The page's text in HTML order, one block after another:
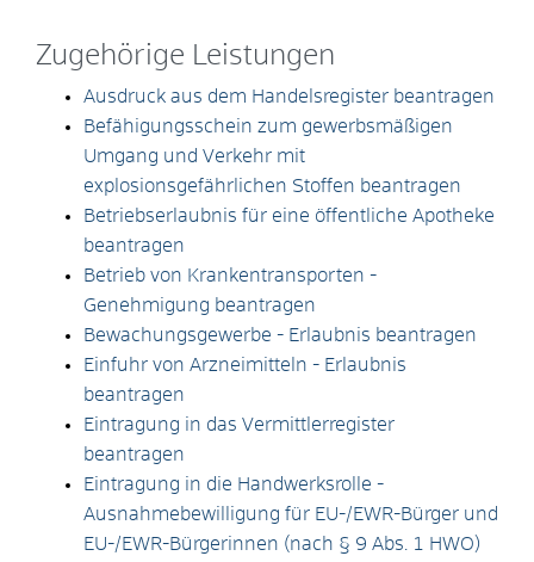
Zugehörige Leistungen
Ausdruck aus dem Handelsregister beantragen
Befähigungsschein zum gewerbsmäßigen
Umgang und Verkehr mit
explosionsgefährlichen Stoffen beantragen
Betriebserlaubnis für eine öffentliche Apotheke
beantragen
Betrieb von Krankentransporten -
Genehmigung beantragen
Bewachungsgewerbe - Erlaubnis beantragen
Einfuhr von Arzneimitteln - Erlaubnis
beantragen
Eintragung in das Vermittlerregister
beantragen
Eintragung in die Handwerksrolle -
Ausnahmebewilligung für EU-/EWR-Bürger und
EU-/EWR-Bürgerinnen (nach § 9 Abs. 1 HWO)